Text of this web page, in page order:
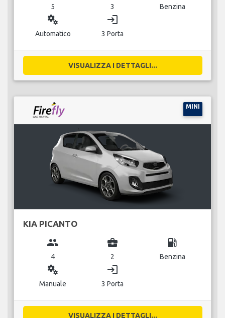
5 3 Benzina
miscellaneous_services
Automatico
login
3 Porta
VISUALIZZA I DETTAGLI...
MINI
KIA PICANTO
group
4
business_center
2
local_gas_station
Benzina
miscellaneous_services
Manuale
login
3 Porta
VISUALIZZA I DETTAGLI...